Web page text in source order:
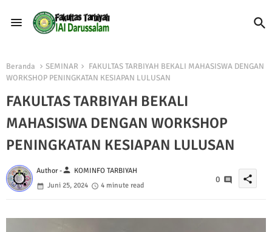
Beranda SEMINAR
FAKULTAS TARBIYAH BEKALI MAHASISWA DENGAN
WORKSHOP PENINGKATAN KESIAPAN LULUSAN
FAKULTAS TARBIYAH BEKALI
MAHASISWA DENGAN WORKSHOP
PENINGKATAN KESIAPAN LULUSAN
Author -person KOMINFO TARBIYAH
Juni 25, 2024
4 minute read
0 share